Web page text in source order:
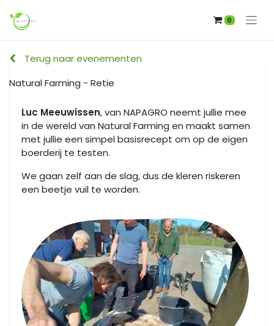
0
Terug naar evenementen
Natural Farming - Retie
Luc Meeuwissen, van NAPAGRO neemt jullie mee
in de wereld van Natural Farming en maakt samen
met jullie een simpel basisrecept om op de eigen
boerderij te testen.
We gaan zelf aan de slag, dus de kleren riskeren
een beetje vuil te worden.